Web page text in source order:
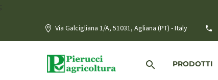
;
Via Galcigliana 1/A, 51031, Agliana (PT) - Italy
PRODOTTI